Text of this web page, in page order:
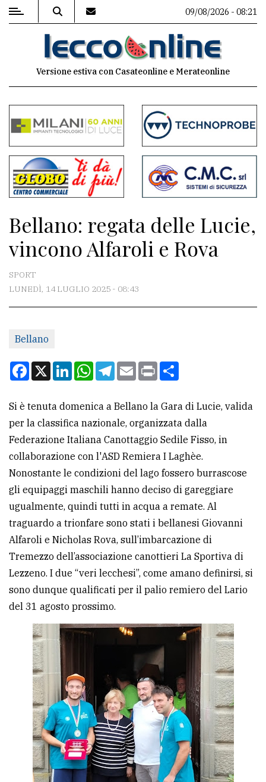
MENU
commenti
Contenuti
del
sito
Meteo
CONTATTI
Scrivici
Per
la
pubblicità
CERCA
Cerca
per
comune
Ricerca
LE
ALTRE
TESTATE
PRIVACY
Privacy
policy
Cookie
09/08/2026 - 08:21
Versione estiva con Casateonline e Merateonline
Bellano: regata delle Lucie,
vincono Alfaroli e Rova
SPORT
LUNEDÌ, 14 LUGLIO 2025 - 08:43
Bellano
Facebook
X LinkedInWhatsApp
Telegram
EmailPrint
Si è tenuta domenica a Bellano la Gara di Lucie, valida
per la classifica nazionale, organizzata dalla
Federazione Italiana Canottaggio Sedile Fisso, in
collaborazione con l'ASD Remiera I Laghèe.
Nonostante le condizioni del lago fossero burrascose
gli equipaggi maschili hanno deciso di gareggiare
ugualmente, quindi tutti in acqua a remate. Al
traguardo a trionfare sono stati i bellanesi Giovanni
Alfaroli e Nicholas Rova, sull’imbarcazione di
Tremezzo dell’associazione canottieri La Sportiva di
Lezzeno. I due “veri lecchesi”, come amano definirsi, si
sono dunque qualificati per il palio remiero del Lario
del 31 agosto prossimo.